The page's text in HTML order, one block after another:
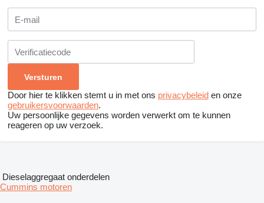
Door hier te klikken stemt u in met ons privacybeleid en onze
gebruikersvoorwaarden.
Uw persoonlijke gegevens worden verwerkt om te kunnen
reageren op uw verzoek.
Dieselaggregaat onderdelen
Cummins motoren